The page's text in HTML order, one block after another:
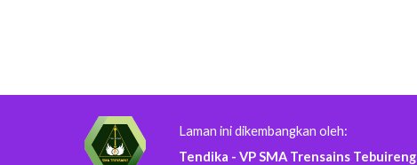
Laman ini dikembangkan oleh:
Tendika - VP SMA Trensains Tebuireng